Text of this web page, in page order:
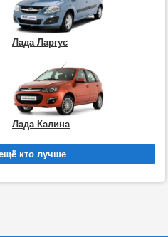
Лада Ларгус
Лада Калина